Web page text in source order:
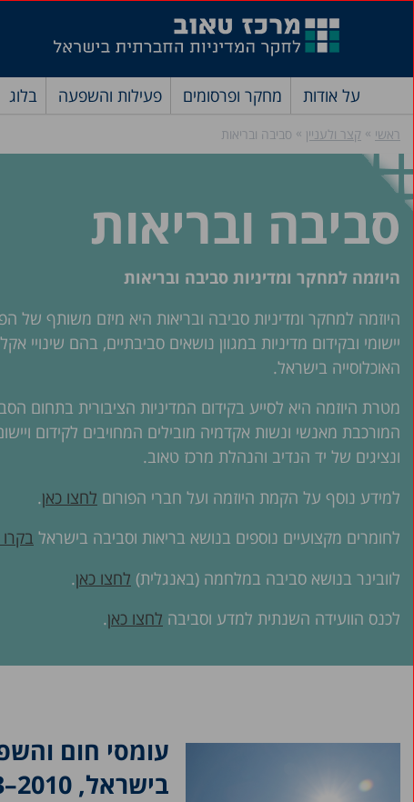
על אודות מחקר ופרסומים פעילות והשפעה בלוג
ראשי » קצר ולעניין » סביבה ובריאות
סביבה ובריאות
היוזמה למחקר ומדיניות סביבה ובריאות
היוזמה למחקר ומדיניות סביבה ובריאות היא מיזם משותף
יישומי ובקידום מדיניות במגוון נושאים סביבתיים, בהם
האוכלוסייה בישראל.
מטרת היוזמה היא לסייע בקידום המדיניות הציבורית בתחום
המורכבת מאנשי ונשות אקדמיה מובילים המחויבים לקידום
ונציגים של יד הנדיב והנהלת מרכז טאוב.
למידע נוסף על הקמת היוזמה ועל חברי הפורום לחצו כאן.
לחומרים מקצועיים נוספים בנושא בריאות וסביבה בישראל
לוובינר בנושא סביבה במלחמה (באנגלית) לחצו כאן.
לכנס הוועידה השנתית למדע וסביבה לחצו כאן.
עומסי חום
בישראל, 2010–2023